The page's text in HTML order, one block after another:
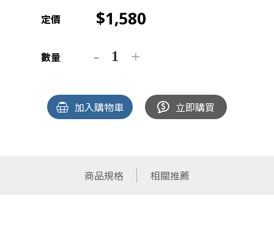
定價 1,580
數量
加入購物車 立即購買
商品規格 相關推薦